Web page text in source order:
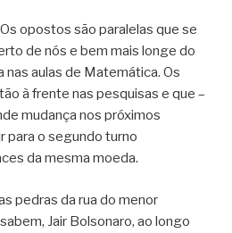
opostos são paralelas que se
de nós e bem mais longe do
nas aulas de Matemática. Os
à frente nas pesquisas e que –
mudança nos próximos
para o segundo turno
da mesma moeda.
pedras da rua do menor
Jair Bolsonaro, ao longo